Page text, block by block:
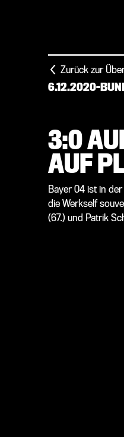
Zurück zur
6.12.2020-
3:0
AUF
Bayer 04 ist in
die Werkself
(67.) und Patrik